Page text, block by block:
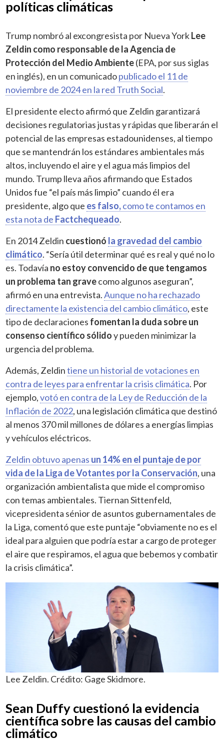
políticas climáticas
Trump nombró al excongresista por Nueva YorkLee
Zeldin como responsable de la Agencia de
Protección del Medio Ambiente(EPA, por sus siglas
en inglés), en un comunicadopublicado el 11 de
noviembre de 2024 en la red Truth Social.
El presidente electo afirmó que Zeldin garantizará
decisiones regulatorias justas y rápidas que liberarán el
potencial de las empresas estadounidenses, al tiempo
que se mantendrán los estándares ambientales más
altos, incluyendo el aire y el agua más limpios del
mundo. Trump lleva años afirmando que Estados
Unidos fue “el país más limpio” cuando él era
presidente, algo que es falso,como te contamos en
esta nota de Factchequeado.
En 2014 Zeldin cuestionó la gravedad del cambio
climático. “Sería útil determinar qué es real y qué no lo
es. Todavía no estoy convencido de que tengamos
un problema tan gravecomo algunos aseguran”,
afirmó en una entrevista.Aunque no ha rechazado
directamente la existencia del cambio climático, este
tipo de declaraciones fomentan la duda sobre un
consenso científico sólidoy pueden minimizar la
urgencia del problema.
Además, Zeldintiene un historial de votaciones en
contra de leyes para enfrentar la crisis climática. Por
ejemplo,votó en contra de la Ley de Reducción de la
Inflación de 2022, una legislación climática que destinó
al menos 370 mil millones de dólares a energías limpias
y vehículos eléctricos.
Zeldin obtuvo apenas un 14% en el puntaje de por
vida de la Liga de Votantes por la Conservación, una
organización ambientalista que mide el compromiso
con temas ambientales. Tiernan Sittenfeld,
vicepresidenta sénior de asuntos gubernamentales de
la Liga, comentó que este puntaje “obviamente no es el
ideal para alguien que podría estar a cargo de proteger
el aire que respiramos, el agua que bebemos y combatir
la crisis climática”.
Lee Zeldin. Crédito: Gage Skidmore.
Sean Duffy cuestionó la evidencia
científica sobre las causas del cambio
climático